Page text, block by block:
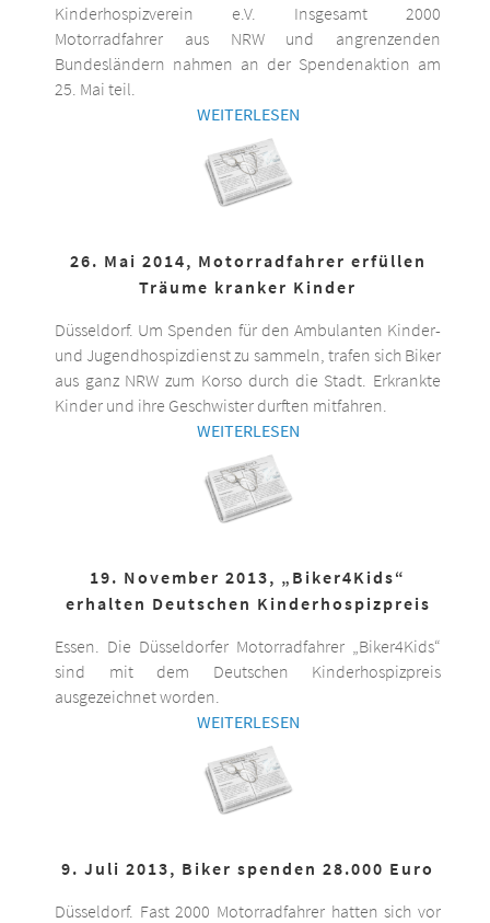
Kinderhospizverein e.V. Insgesamt 2000
Motorradfahrer aus NRW und angrenzenden
Bundesländern nahmen an der Spendenaktion am
25. Mai teil.
WEITERLESEN
26. Mai 2014, Motorradfahrer erfüllen
Träume kranker Kinder
Düsseldorf. Um Spenden für den Ambulanten Kinder-
und Jugendhospizdienst zu sammeln, trafen sich Biker
aus ganz NRW zum Korso durch die Stadt. Erkrankte
Kinder und ihre Geschwister durften mitfahren.
WEITERLESEN
19. November 2013, „Biker4Kids“
erhalten Deutschen Kinderhospizpreis
Essen. Die Düsseldorfer Motorradfahrer „Biker4Kids“
sind mit dem Deutschen Kinderhospizpreis
ausgezeichnet worden.
WEITERLESEN
9. Juli 2013, Biker spenden 28.000 Euro
Düsseldorf. Fast 2000 Motorradfahrer hatten sich vor